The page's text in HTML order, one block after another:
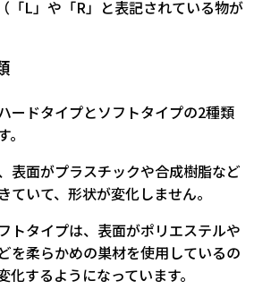
「L」や「R」と表記されている物が
ードタイプとソフトタイプの2種類
表面がプラスチックや合成樹脂など
ていて、形状が変化しません。
トタイプは、表面がポリエステルや
を柔らかめの巣材を使用しているの
化するようになっています。